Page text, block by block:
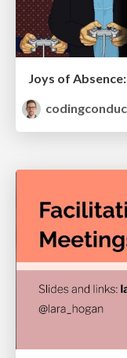
Joys of